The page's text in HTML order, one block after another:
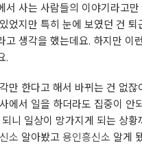
서 사는 사람들의 이야기라고
었지만 특히 눈에 보였던 건
고 생각을 했는데요. 하지만 이
.
만 한다고 해서 바뀌는 건 없
에서 일을 하더라도 집중이 안
니 일상이 망가지게 되는 상
소 알아봤고용인흥신소 알게